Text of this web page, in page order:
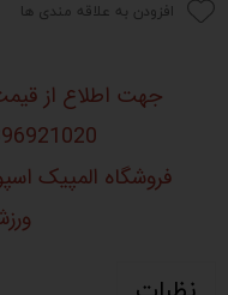
افزودن به علاقه مندی ها
جهت اطلاع از
09396921020 تماس
فروشگاه المپیک